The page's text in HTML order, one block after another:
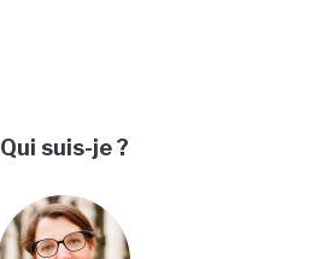
Qui suis-je ?